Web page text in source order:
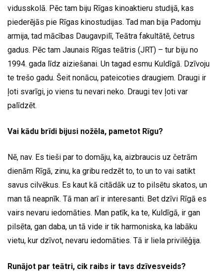
vidusskolā. Pēc tam biju Rīgas kinoaktieru studijā, kas
piederējās pie Rīgas kinostudijas. Tad man bija Padomju
armija, tad mācības Daugavpilī, Teātra fakultātē, četrus
gadus. Pēc tam Jaunais Rīgas teātris (JRT) – tur biju no
1994. gada līdz aiziešanai. Un tagad esmu Kuldīgā. Dzīvoju
te trešo gadu. Šeit nonācu, pateicoties draugiem. Draugi ir
ļoti svarīgi, jo viens tu nevari neko. Draugi tev ļoti var
palīdzēt.
Vai kādu brīdi bijusi nožēla, pametot Rīgu?
Nē, nav. Es tieši par to domāju, ka, aizbraucis uz četrām
dienām Rīgā, zinu, ka gribu redzēt to, to un to vai satikt
savus cilvēkus. Es kaut kā citādāk uz to pilsētu skatos, un
man tā neapnīk. Tā man arī ir interesanti. Bet dzīvi Rīgā es
vairs nevaru iedomāties. Man patīk, ka te, Kuldīgā, ir gan
pilsēta, gan daba, un tā vide ir tik harmoniska, ka labāku
vietu, kur dzīvot, nevaru iedomāties. Tā ir liela privilēģija.
Runājot par teātri, cik raibs ir tavs dzīvesveids?